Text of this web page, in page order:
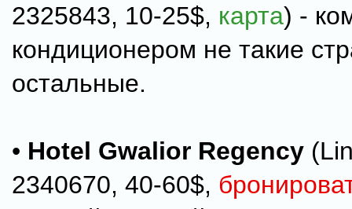
2325843, 10-25$, карта) -
кондиционером не такие
остальные.
• Hotel Gwalior Regency
2340670, 40-60$,